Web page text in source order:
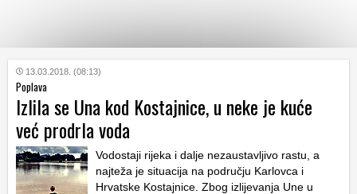
KATEGORIJE
HRVATSKI
WEB
13.03.2018. (08:13)
Poplava
Izlila se Una kod Kostajnice, u neke je kuće
već prodrla voda
Vodostaji rijeka i dalje nezaustavljivo rastu, a
najteža je situacija na području Karlovca i
Hrvatske Kostajnice. Zbog izlijevanja Une u